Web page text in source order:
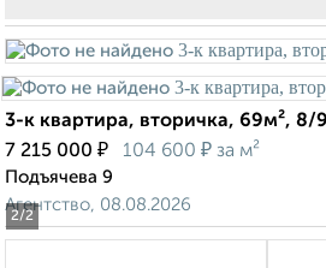
2/2
3-к квартира, вторичка, 69м², 8/
7 215 000 ₽ 104 600 ₽ за м²
Подъячева 9
Агентство, 08.08.2026